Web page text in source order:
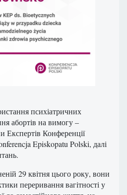
психіатричних
абортів на вимогу –
Експертів Конференції
Episkopatu Polski, далі
29 квітня цього року, вони
переривання вагітності у